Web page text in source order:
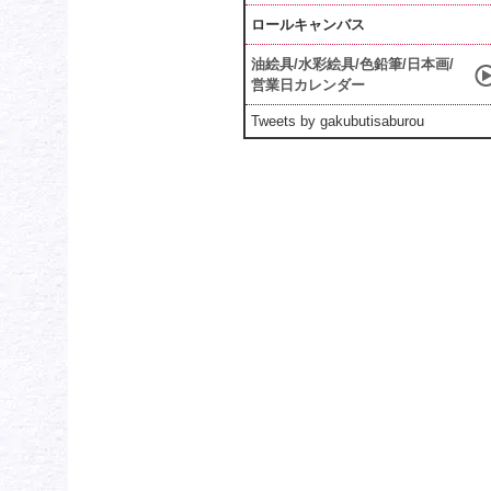
ロールキャンバス
油絵具/水彩絵具/色鉛筆/日本画/
営業日カレンダー
Tweets by gakubutisaburou